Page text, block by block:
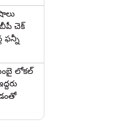
చెక్
ఫన్నీ
లోకల్